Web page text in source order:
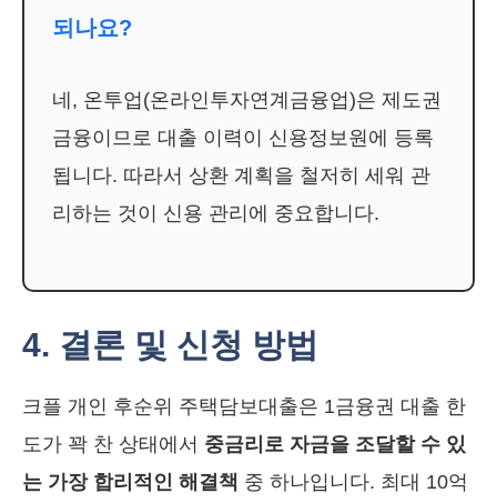
되나요?
네, 온투업(온라인투자연계금융업)은 제도권
금융이므로 대출 이력이 신용정보원에 등록
됩니다. 따라서 상환 계획을 철저히 세워 관
리하는 것이 신용 관리에 중요합니다.
4. 결론 및 신청 방법
크플 개인 후순위 주택담보대출은 1금융권 대출 한
도가 꽉 찬 상태에서 중금리로 자금을 조달할 수 있
는 가장 합리적인 해결책 중 하나입니다. 최대 10억